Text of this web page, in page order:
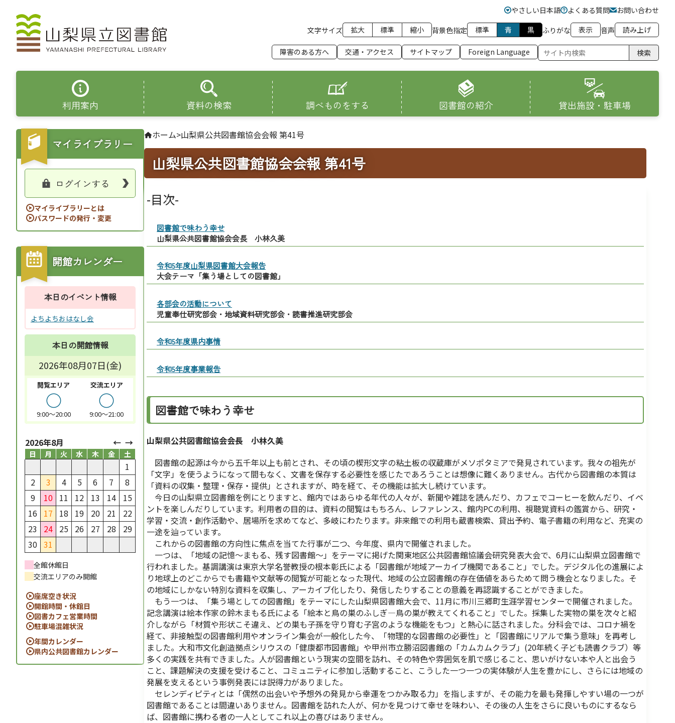
やさしい日本語 よくある質問
お問い合わせ
文字サイズ
拡大 標準 縮小 背景色指定 標準 青 黒 ふりがな 表示 音声 読み上げ
障害のある方へ 交通・アクセス サイトマップ Foreign Language 検索
利用案内 資料の検索 調べものをする 図書館の紹介 貸出施設・駐車場
ホーム>山梨県公共図書館協会会報 第41号
山梨県公共図書館協会会報 第41号
-目次-
図書館で味わう幸せ
山梨県公共図書館協会会長 小林久美
令和5年度山梨県図書館大会報告
大会テーマ「集う場としての図書館」
各部会の活動について
児童奉仕研究部会・地域資料研究部会・読書推進研究部会
令和5年度県内事情
令和5年度事業報告
図書館で味わう幸せ
山梨県公共図書館協会会長 小林久美
図書館の起源は今から五千年以上も前とされ、その頃の楔形文字の粘土板の収蔵庫がメソポタミアで発見されています。我々の祖先が
「文字」を使うようになって間もなく、文書を保存する必要性を感じたであろうことは想像に難くありません。古代から図書館の本質は
「資料の収集・整理・保存・提供」とされますが、時を経て、その機能は拡大し続けています。
今日の山梨県立図書館を例にとりますと、館内ではあらゆる年代の人々が、新聞や雑誌を読んだり、カフェでコーヒーを飲んだり、イベ
ントを楽しんだりしています。利用者の目的は、資料の閲覧はもちろん、レファレンス、館内PCの利用、視聴覚資料の鑑賞から、研究・
学習・交流・創作活動や、居場所を求めてなど、多岐にわたります。非来館での利用も蔵書検索、貸出予約、電子書籍の利用など、充実の
一途を辿っています。
これからの図書館の方向性に焦点を当てた行事が二つ、今年度、県内で開催されました。
一つは、「地域の記憶～まもる、残す図書館～」をテーマに掲げた関東地区公共図書館協議会研究発表大会で、6月に山梨県立図書館で
行われました。基調講演は東京大学名誉教授の根本彰氏による「図書館が地域アーカイブ機関であること」でした。デジタル化の進展によ
り地球上のどこからでも書籍や文献等の閲覧が可能となった現代、地域の公立図書館の存在価値をあらためて問う機会となりました。そ
の地域にしかない特別な資料を収集し、アーカイブ化したり、発信したりすることの意義を再認識することができました。
もう一つは、「集う場としての図書館」をテーマにした山梨県図書館大会で、11月に市川三郷町生涯学習センターで開催されました。
記念講演は絵本作家の鈴木まもる氏による「絵本と鳥の巣のふしぎ―鳥の巣が教えてくれること」でした。採集した実物の巣を次々と紹
介しながら「材質や形状こそ違え、どの巣も子孫を守り育む子宮のような機能をもつ」と熱心に話されました。分科会では、コロナ禍を
経て、非接触型の図書館利用やオンライン集会が一般化した今、「物理的な図書館の必要性」と「図書館にリアルで集う意味」を再考し
ました。大和市文化創造拠点シリウスの「健康都市図書館」や甲州市立勝沼図書館の「カムカムクラブ」(20年続く子ども読書クラブ）等
多くの実践を共有できました。人が図書館という現実の空間を訪れ、その特色や雰囲気を肌で感じること、思いがけない本や人と出会う
こと、課題解決の支援を受けること、コミュニティに参加し活動すること、こうした一つ一つの実体験が人生を豊かにし、さらには地域の
発展を支えるという事例発表には説得力がありました。
セレンディピティとは「偶然の出会いや予想外の発見から幸運をつかみ取る力」を指しますが、その能力を最も発揮しやすい場の一つが
図書館であることは間違いありません。図書館を訪れた人が、何かを見つけて幸せを味わい、その後の人生をさらに良いものにするなら
ば、図書館に携わる者の一人としてこれ以上の喜びはありません。
マイライブラリー
ログインする
マイライブラリーとは
パスワードの発行・変更
開館カレンダー
本日のイベント情報
よちよちおはなし会
本日の開館情報
2026年08月07日(金)
閲覧エリア
○
9:00～20:00
交流エリア
○
9:00～21:00
2026年8月
日 月 火 水 木 金 土
1
2
3 4 5 6 7
8
9
10 11 12 13 14
15
16
17 18 19 20 21
22
23
24 25 26 27 28
29
30 31
全館休館日
交流エリアのみ開館
座席空き状況
開館時間・休館日
図書カフェ営業時間
駐車場混雑状況
年間カレンダー
県内公共図書館カレンダー